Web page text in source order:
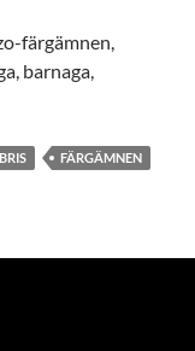
färgämnen,
barnaga,
BRIS
FÄRGÄMNEN